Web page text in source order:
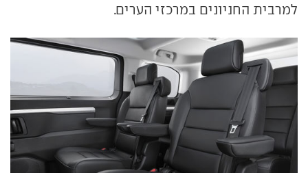
למרבית החניונים במרכזי הערים.